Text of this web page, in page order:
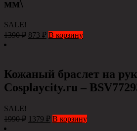
мм\
SALE!
1390₽ 873 ₽ В корзину
Кожаный браслет на
Сosplaycity.ru –
SALE!
1990₽ 1379 ₽ В корзину